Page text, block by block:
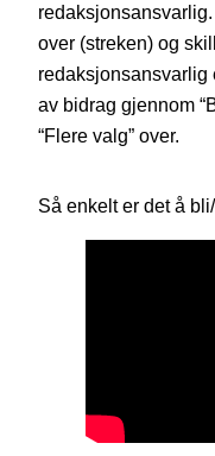
over (streken) og
redaksjonsansvarlig
av bidrag gjennom
“Flere valg” over.
Så enkelt er det å